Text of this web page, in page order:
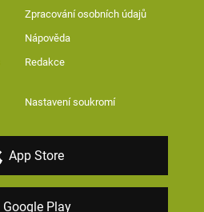
Zpracování osobních údajů
Nápověda
Redakce
Nastavení soukromí
App Store
Google Play